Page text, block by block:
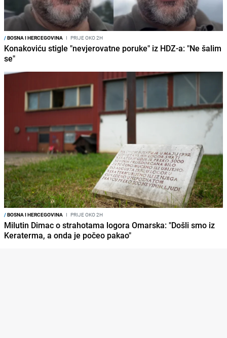
/BOSNA I HERCEGOVINA I PRIJE OKO 2H
Konakoviću stigle "nevjerovatne poruke" iz HDZ-a: "Ne šalim
se"
/BOSNA I HERCEGOVINA I PRIJE OKO 2H
Milutin Dimac o strahotama logora Omarska: "Došli smo iz
Keraterma, a onda je počeo pakao"